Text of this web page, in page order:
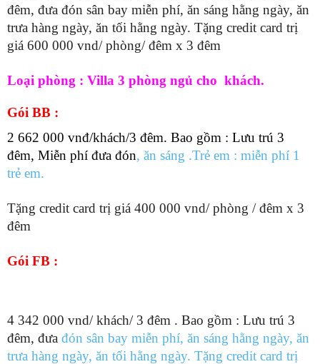
đêm, đưa đón sân bay miễn phí, ăn sáng hằng ngày, ăn
trưa hàng ngày, ăn tối hằng ngày. Tặng credit card trị
giá 600 000 vnd/ phòng/ đêm x 3 đêm
Loại phòng : Villa 3 phòng ngủ cho khách.
Gói BB :
2 662 000 vnđ/khách/3 đêm. Bao gồm : Lưu trú 3
đêm, Miễn phí đưa đón, ăn sáng .Trẻ em : miễn phí 1
trẻ em.
Tặng credit card trị giá 400 000 vnd/ phòng / đêm x 3
đêm
Gói FB :
4 342 000 vnd/ khách/ 3 đêm . Bao gồm : Lưu trú 3
đêm, đưa đón sân bay miễn phí, ăn sáng hằng ngày, ăn
trưa hàng ngày, ăn tối hằng ngày. Tặng credit card trị